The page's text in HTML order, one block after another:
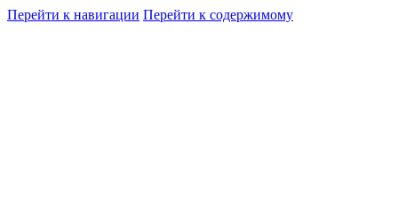
Перейти к навигации Перейти к содержимому